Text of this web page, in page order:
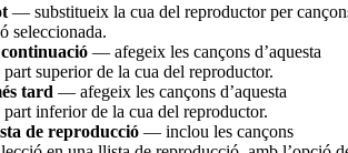
— substitueix la cua del reproductor per
seleccionada.
— afegeix les cançons d’aquesta
superior de la cua del reproductor.
tard — afegeix les cançons d’aquesta
part inferior de la cua del reproductor.
de reproducció — inclou les cançons